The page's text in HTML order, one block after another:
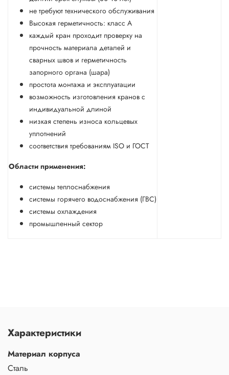
не требуют технического обслуживания
Высокая герметичность: класс А
каждый кран проходит проверку на
прочность материала деталей и
сварных швов и герметичность
запорного органа (шара)
простота монтажа и эксплуатации
возможность изготовления кранов с
индивидуальной длиной
низкая степень износа кольцевых
уплотнений
соответствия требованиям ISO и ГОСТ
Области применения:
системы теплоснабжения
системы горячего водоснабжения (ГВС)
системы охлаждения
промышленный сектор
Характеристики
Материал корпуса
Сталь